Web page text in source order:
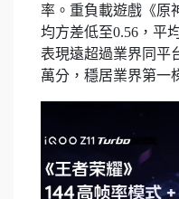
率。重負載遊戲《原
均方差低至0.56，平
表現遠超過業界同平
萬分，穩居業界第一